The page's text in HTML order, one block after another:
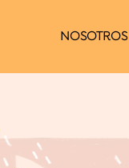
NOSOTROS